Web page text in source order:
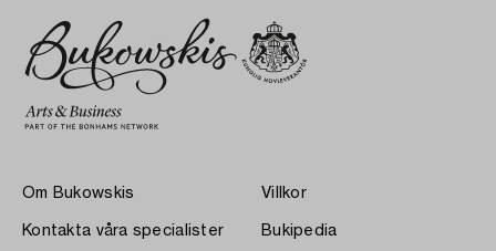
Om Bukowskis
Kontakta våra specialister
Villkor
Bukipedia